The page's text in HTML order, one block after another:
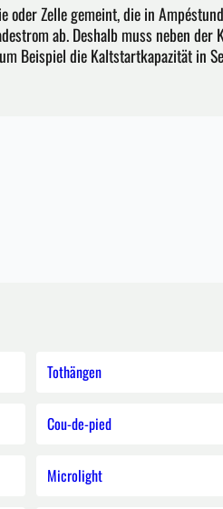
Zelle gemeint, die in
ab. Deshalb muss neben der
Beispiel die Kaltstartkapazität in
Tothängen
Cou-de-pied
Microlight